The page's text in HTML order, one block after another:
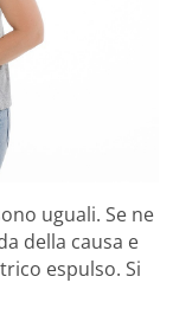
uguali. Se ne
della causa e
espulso. Si